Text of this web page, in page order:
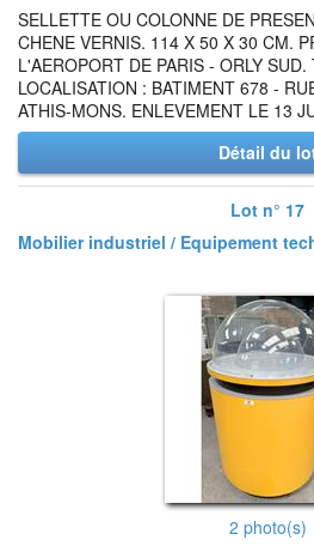
SELLETTE OU COLONNE DE
CHENE VERNIS. 114 X 50 X 30 CM.
L'AEROPORT DE PARIS - ORLY SUD.
LOCALISATION : BATIMENT 678 -
ATHIS-MONS. ENLEVEMENT LE 13
Détail du
Lot n° 17
Mobilier industriel / Equipement
2 photo(s)